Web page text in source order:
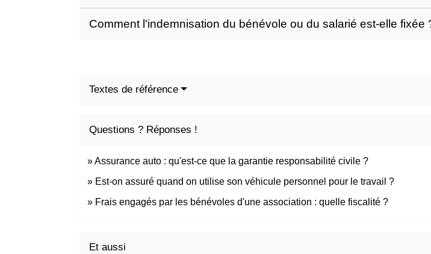
Comment l'indemnisation du bénévole ou du salarié est-elle fixée
Textes de référence
Questions ? Réponses !
Assurance auto : qu'est-ce que la garantie responsabilité civile ?
Est-on assuré quand on utilise son véhicule personnel pour le travail ?
Frais engagés par les bénévoles d'une association : quelle fiscalité ?
Et aussi